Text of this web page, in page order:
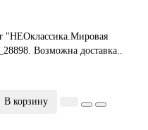
"НЕОклассика.Мировая
Возможна доставка..
В корзину